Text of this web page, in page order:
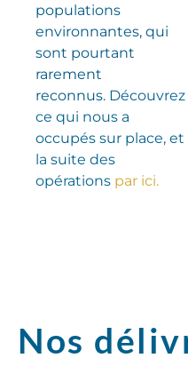
populations
environnantes, qui
sont pourtant
rarement
reconnus. Découvrez
ce qui nous a
occupés sur place, et
la suite des
opérations par ici.
Nos